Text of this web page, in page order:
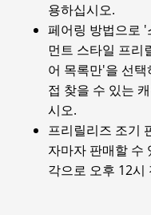
용하십시오.
페어링 방법으로
먼트 스타일 프리
어 목록만'을 선
접 찾을 수 있는
시오.
프리릴리즈 조기
자마자 판매할 수
각으로 오후 12시